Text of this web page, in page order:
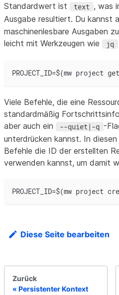
Standardwert ist
text , was
Ausgabe resultiert. Du kannst
maschinenlesbare Ausgaben
leicht mit Werkzeugen wie
jq
PROJECT_ID=$(mw
Viele Befehle, die eine
standardmäßig
aber auch ein
--quiet|-q -
unterdrücken kannst. In
Befehle die ID der erstellten
verwenden kannst, um damit
PROJECT_ID=$(mw
Diese Seite bearbeiten
Zurück
Persistenter Kontext